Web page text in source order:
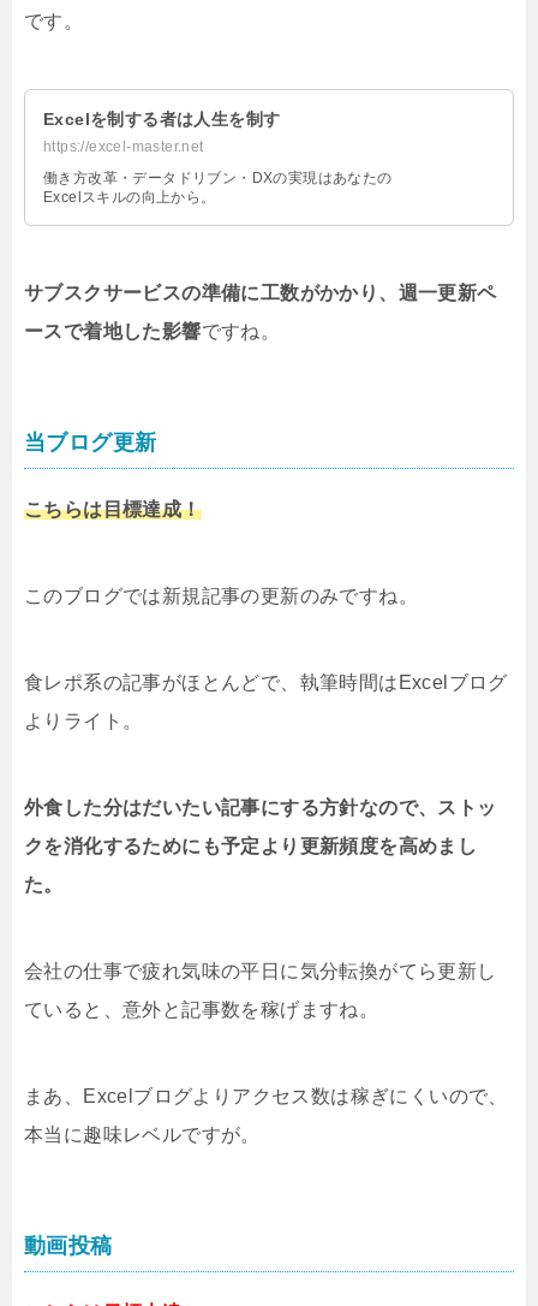
です。
Excelを制する者は人生を制す
https://excel-master.net
働き方改革・データドリブン・DXの実現はあなたの
Excelスキルの向上から。
サブスクサービスの準備に工数がかかり、週一更新ペ
ースで着地した影響ですね。
当ブログ更新
こちらは目標達成！
このブログでは新規記事の更新のみですね。
食レポ系の記事がほとんどで、執筆時間はExcelブログ
よりライト。
外食した分はだいたい記事にする方針なので、ストッ
クを消化するためにも予定より更新頻度を高めまし
た。
会社の仕事で疲れ気味の平日に気分転換がてら更新し
ていると、意外と記事数を稼げますね。
まあ、Excelブログよりアクセス数は稼ぎにくいので、
本当に趣味レベルですが。
動画投稿